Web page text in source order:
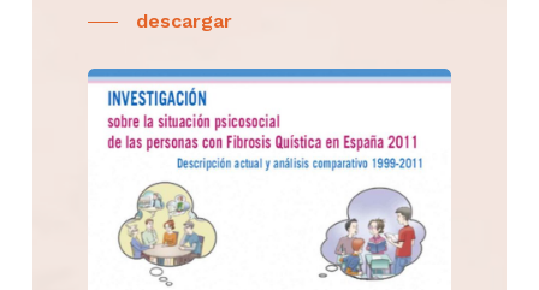
descargar